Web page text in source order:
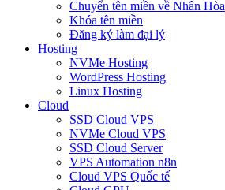
Chuyển tên miền về Nhân Hòa
Khóa tên miền
Đăng ký làm đại lý
Hosting
NVMe Hosting
WordPress Hosting
Linux Hosting
Cloud
SSD Cloud VPS
NVMe Cloud VPS
SSD Cloud Server
VPS Automation n8n
Cloud VPS Quốc tế